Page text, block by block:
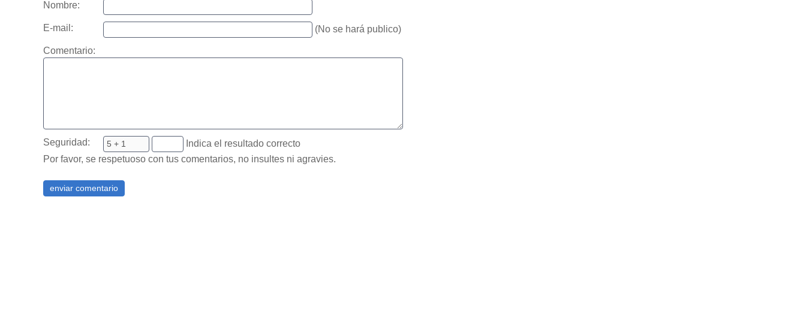
Nombre:
E-mail: (No se hará publico)
Comentario:
Seguridad:
Indica el resultado correcto
Por favor, se respetuoso con tus comentarios, no insultes ni agravies.